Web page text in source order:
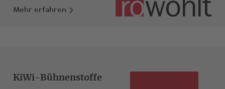
Mehr erfahren
KiWi-Bühnenstoffe